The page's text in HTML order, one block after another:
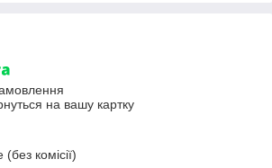
на вашу картку
комісії)